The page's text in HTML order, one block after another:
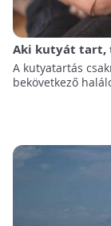
Aki kutyát tart,
A kutyatartás
bekövetkező